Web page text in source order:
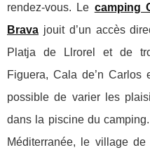
rendez-vous. Le camping
Brava jouit d’un accès
Platja de Llrorel et de
Figuera, Cala de’n
possible de varier les
dans la piscine du
Méditerranée, le village